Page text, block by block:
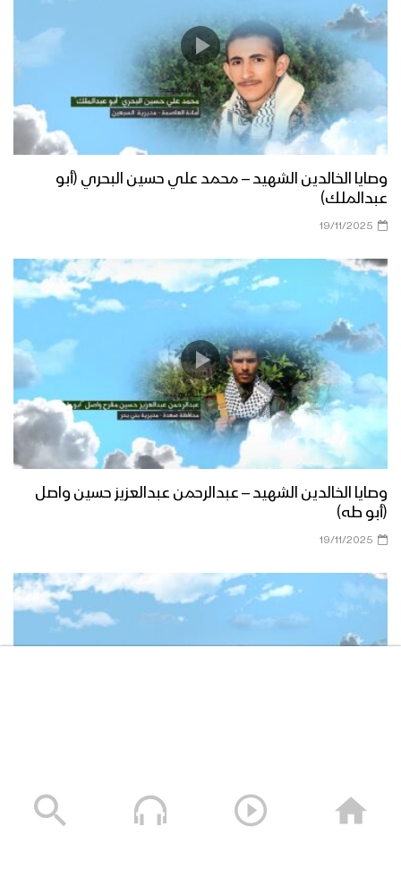
وصايا الخالدين الشهيد – محمد علي حسين البحري (أبو
عبدالملك)
19/11/2025
وصايا الخالدين الشهيد – عبدالرحمن عبدالعزيز حسين واصل
(أبو طه)
19/11/2025
وصايا الخالدين الشهيد – صالح عبدالله صالح جوين (أبو خليل)